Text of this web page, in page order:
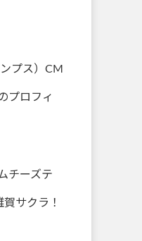
プス）CM
プロフィ
チーズテ
サクラ！